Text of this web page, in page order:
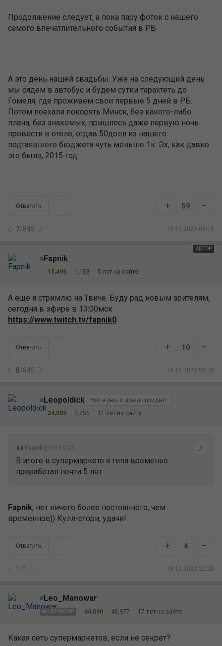
Продолжение следует, а пока пару фоток с нашего
самого впечатлительного события в РБ
А это день нашей свадьбы. Уже на следующий день
мы сядем в автобус и будем сутки тарахтеть до
Гомеля, где проживем свои первые 5 дней в РБ.
Потом поехали покорять Минск, без какого-либо
плана, без знакомых, пришлось даже первую ночь
провести в отеле, отдав 50долл из нашего
подтаявшего бюджета чуть меньше 1к. Эх, как давно
это было, 2015 год
Ответить
7/845 19.10.2023 08:18
+ 59 –
АВТОР
Fapnik
15,496 1,153 5 лет на сайте
А еще я стримлю на Твиче. Буду рад новым зрителям,
сегодня в эфире в 13:00мск
https://www.twitch.tv/fapnik0
Ответить
8/845 19.10.2023 08:30
+ 10 –
Leopoldick
Ройте рвы и дождь придёт!
24,085
2,256 11 лет на сайте
Fapnik@ 19.10.23
В итоге в супермаркете я типа временно
проработал почти 5 лет
Fapnik, нет ничего более постоянного, чем
временное)) Кулл-стори, удачи!
Ответить
1 /1 19.10.2023 22:28
+ 4 –
Leo_Manowar
МОДЕРАТОР 64,090 48,977 17 лет на сайте
Какая сеть супермаркетов, если не секрет?